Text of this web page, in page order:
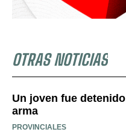
OTRAS NOTICIAS
Un joven fue
arma
PROVINCIALES